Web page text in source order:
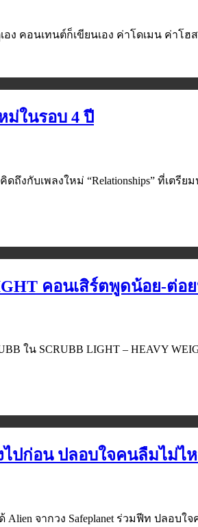
อง คอนเทนต์ก็เขียนเอง ค่าโดเมน ค่า
ม่ในรอบ 4 ปี
งกับเพลงใหม่ “Relationships” ที่เตรีย
คอนเสิร์ตพูดน้อย-ต่อ
ใน SCRUBB LIGHT – HEAVY
ไปก่อน ปลอบใจคนลืมไม่ไ
Alien จากวง Safeplanet ร่วมฟีท ปลอบใ